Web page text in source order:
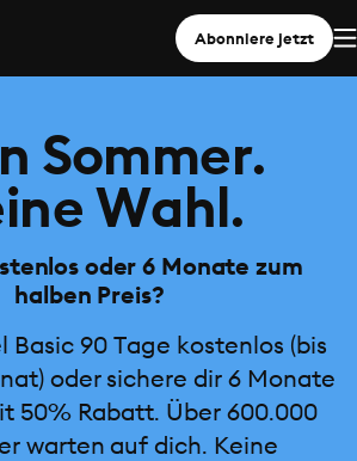
Abonniere jetzt
Sommer.
Wahl.
oder 6 Monate zum
halben Preis?
Basic 90 Tage kostenlos (bis
oder sichere dir 6 Monate
50% Rabatt. Über 600.000
warten auf dich. Keine